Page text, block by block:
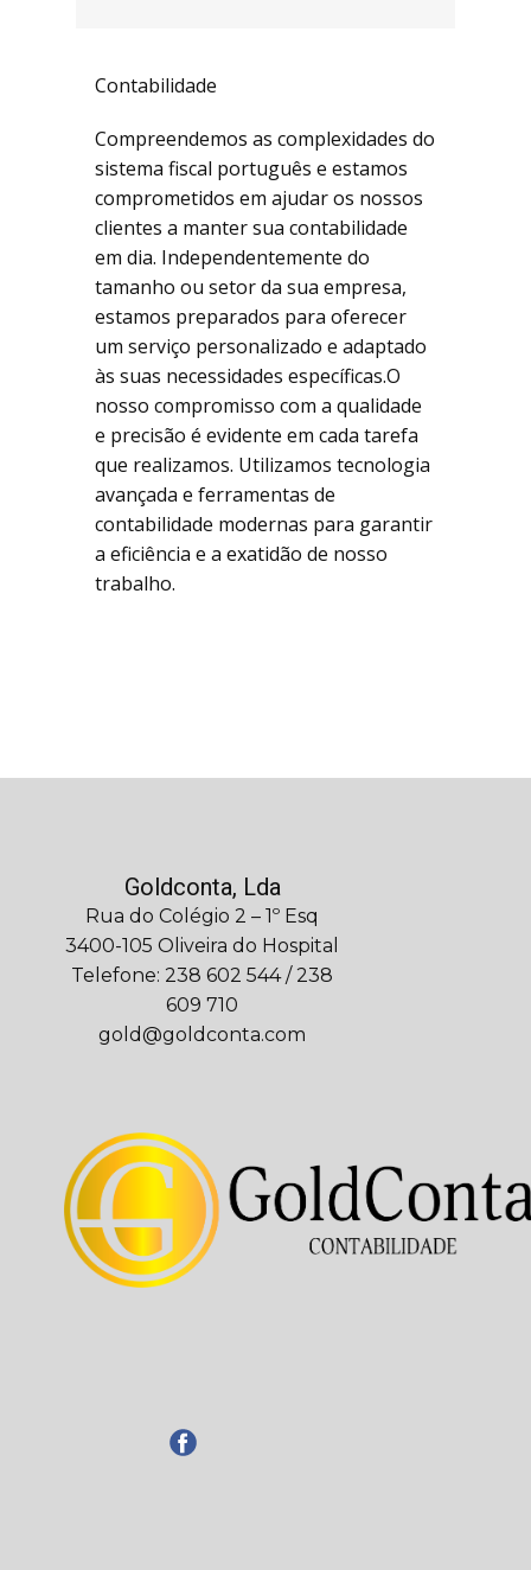
Contabilidade
Compreendemos as complexidades do
sistema fiscal português e estamos
comprometidos em ajudar os nossos
clientes a manter sua contabilidade
em dia. Independentemente do
tamanho ou setor da sua empresa,
estamos preparados para oferecer
um serviço personalizado e adaptado
às suas necessidades específicas.O
nosso compromisso com a qualidade
e precisão é evidente em cada tarefa
que realizamos. Utilizamos tecnologia
avançada e ferramentas de
contabilidade modernas para garantir
a eficiência e a exatidão de nosso
trabalho.
Goldconta, Lda
Rua do Colégio 2 – 1º Esq
3400-105 Oliveira do Hospital
Telefone: 238 602 544 / 238
609 710
gold@goldconta.com